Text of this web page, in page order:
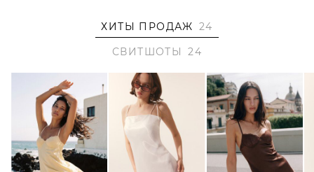
ХИТЫ ПРОДАЖ 24
СВИТШОТЫ
24